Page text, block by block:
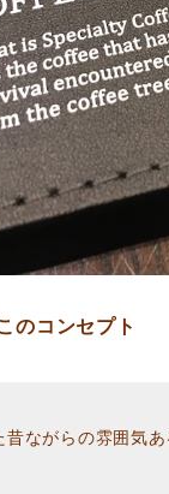
のコンセプト
ながらの雰囲気